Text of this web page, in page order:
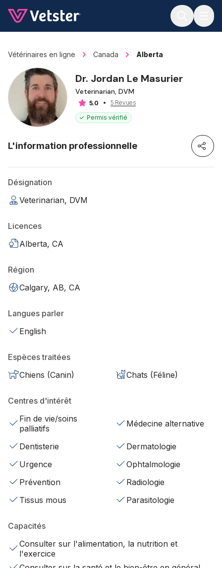
Vétérinaires en ligne Canada Alberta
Dr. Jordan Le Masurier
Veterinarian, DVM
5.0
5 Revues
Permis vérifié
L'information professionnelle
Désignation
Veterinarian, DVM
Licences
Alberta, CA
Région
Calgary, AB, CA
Langues parler
English
Espèces traitées
Chiens (Canin)
Chats (Féline)
Centres d'intérêt
Fin de vie/soins
palliatifs
Médecine alternative
Dentisterie
Dermatologie
Urgence
Ophtalmologie
Prévention
Radiologie
Tissus mous
Parasitologie
Capacités
Consulter sur l'alimentation, la nutrition et
l'exercice